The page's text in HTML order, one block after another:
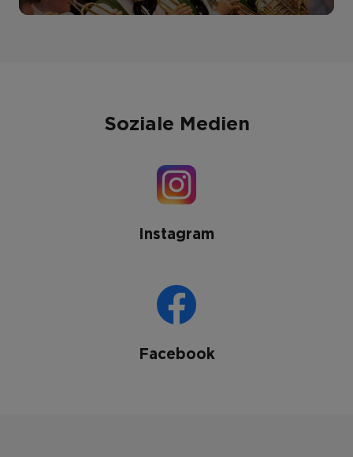
Soziale Medien
Instagram
Facebook